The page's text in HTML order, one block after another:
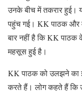
उनके बीच में तकरार हुई।
पहुंच गई। KK पाठक और
बार नहीं है कि KK पाठक
महसूस हुई है।
KK पाठक को उलझने का
करते हैं। लोग कहते हैं कि